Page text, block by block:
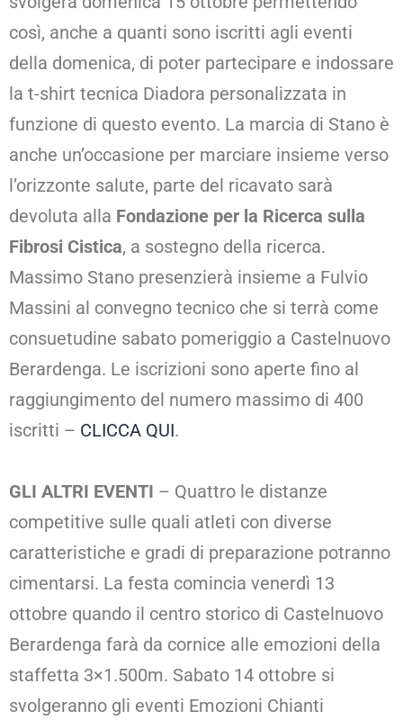
così, anche a quanti sono iscritti agli eventi
della domenica, di poter partecipare e indossare
la t-shirt tecnica Diadora personalizzata in
funzione di questo evento. La marcia di Stano è
anche un’occasione per marciare insieme verso
l’orizzonte salute, parte del ricavato sarà
devoluta alla Fondazione per la Ricerca sulla
Fibrosi Cistica, a sostegno della ricerca.
Massimo Stano presenzierà insieme a Fulvio
Massini al convegno tecnico che si terrà come
consuetudine sabato pomeriggio a Castelnuovo
Berardenga. Le iscrizioni sono aperte fino al
raggiungimento del numero massimo di 400
iscritti – CLICCA QUI.
GLI ALTRI EVENTI – Quattro le distanze
competitive sulle quali atleti con diverse
caratteristiche e gradi di preparazione potranno
cimentarsi. La festa comincia venerdì 13
ottobre quando il centro storico di Castelnuovo
Berardenga farà da cornice alle emozioni della
staffetta 3×1.500m. Sabato 14 ottobre si
svolgeranno gli eventi Emozioni Chianti